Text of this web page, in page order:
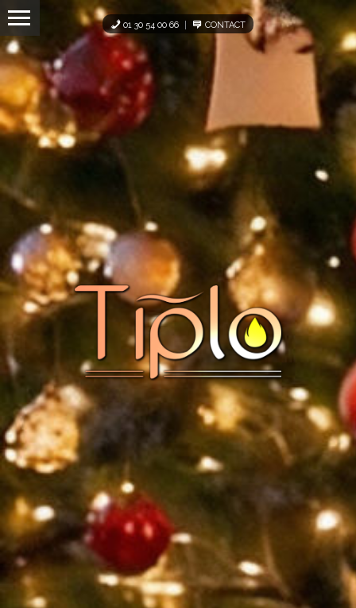
Panneau de gestion des cookies
01 30 54 00 66 CONTACT